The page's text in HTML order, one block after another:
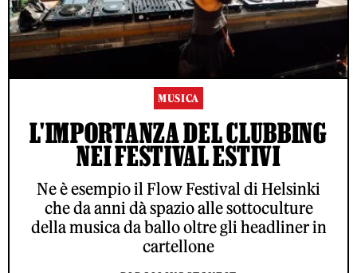
MUSICA
L'IMPORTANZA DEL CLUBBING
NEI FESTIVAL ESTIVI
Ne è esempio il Flow Festival di Helsinki
che da anni dà spazio alle sottoculture
della musica da ballo oltre gli headliner in
cartellone